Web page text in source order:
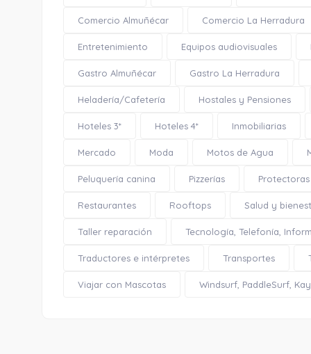
Comercio Almuñécar Comercio La Herradura
Entretenimiento Equipos audiovisuales
Gastro Almuñécar Gastro La Herradura
Heladería/Cafetería Hostales y Pensiones
Hoteles 3* Hoteles 4* Inmobiliarias
Mercado Moda Motos de Agua
Peluquería canina Pizzerías
Restaurantes Rooftops Salud y
Taller reparación Tecnología, Telefonía,
Traductores e intérpretes Transportes
Viajar con Mascotas Windsurf, PaddleSurf,